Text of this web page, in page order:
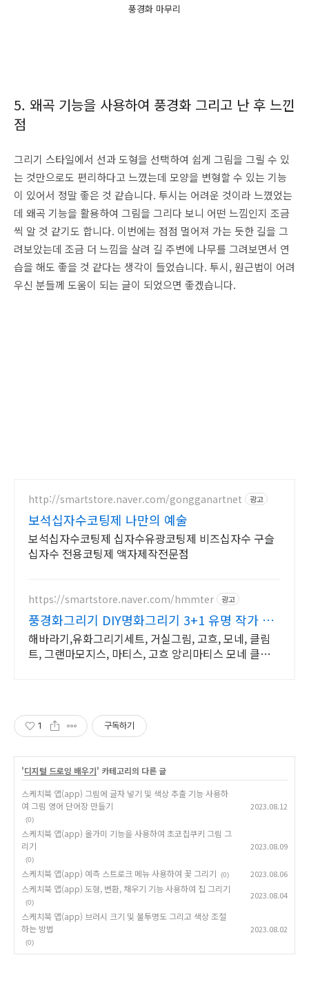
풍경화 마무리
5. 왜곡 기능을 사용하여 풍경화 그리고 난 후 느낀
점
그리기 스타일에서 선과 도형을 선택하여 쉽게 그림을 그릴 수 있
는 것만으로도 편리하다고 느꼈는데 모양을 변형할 수 있는 기능
이 있어서 정말 좋은 것 같습니다. 투시는 어려운 것이라 느꼈었는
데 왜곡 기능을 활용하여 그림을 그리다 보니 어떤 느낌인지 조금
씩 알 것 같기도 합니다. 이번에는 점점 멀어져 가는 듯한 길을 그
려보았는데 조금 더 느낌을 살려 길 주변에 나무를 그려보면서 연
습을 해도 좋을 것 같다는 생각이 들었습니다. 투시, 원근법이 어려
우신 분들께 도움이 되는 글이 되었으면 좋겠습니다.
http://smartstore.naver.com/gongganartnet 광고
보석십자수코팅제 나만의 예술
보석십자수코팅제 십자수유광코팅제 비즈십자수 구슬
십자수 전용코팅제 액자제작전문점
https://smartstore.naver.com/hmmter 광고
풍경화그리기 DIY명화그리기 3+1 유명 작가 명
화모음전
해바라기,유화그리기세트, 거실그림, 고흐, 모네, 클림
트, 그랜마모지스, 마티스, 고흐 앙리마티스 모네 클림트
1 구독하기
'디지털 드로잉 배우기' 카테고리의 다른 글
스케치북 앱(app) 그림에 글자 넣기 및 색상 추출 기능 사용하
여 그림 영어 단어장 만들기
(0)
2023.08.12
스케치북 앱(app) 올가미 기능을 사용하여 초코칩쿠키 그림 그
리기
(0)
2023.08.09
스케치북 앱(app) 예측 스트로크 메뉴 사용하여 꽃 그리기 (0) 2023.08.06
스케치북 앱(app) 도형, 변환, 채우기 기능 사용하여 집 그리기
(0)
2023.08.04
스케치북 앱(app) 브러시 크기 및 불투명도 그리고 색상 조절
하는 방법
(0)
2023.08.02